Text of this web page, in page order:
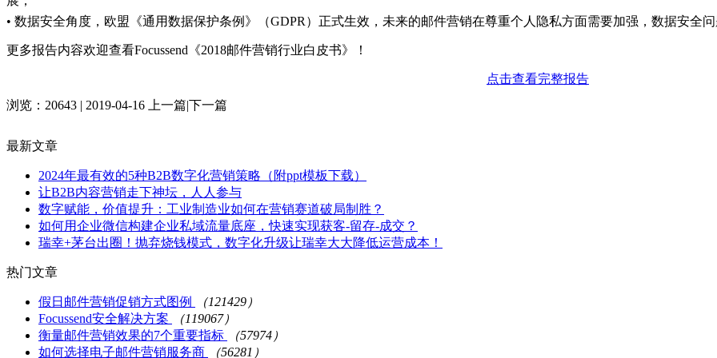
• 数据安全角度，欧盟《通用数据保护条例》（GDPR）正式生效，未来的邮件营销在尊重个人隐私方面需要加强，数据安全问
更多报告内容欢迎查看Focussend《2018邮件营销行业白皮书》！
点击查看完整报告
浏览：20643 | 2019-04-16
上一篇|下一篇
最新文章
2024年最有效的5种B2B数字化营销策略（附ppt模板下载）
让B2B内容营销走下神坛，人人参与
数字赋能，价值提升：工业制造业如何在营销赛道破局制胜？
如何用企业微信构建企业私域流量底座，快速实现获客-留存-成交？
瑞幸+茅台出圈！抛弃烧钱模式，数字化升级让瑞幸大大降低运营成本！
热门文章
假日邮件营销促销方式图例
（121429）
Focussend安全解决方案
（119067）
衡量邮件营销效果的7个重要指标
（57974）
如何选择电子邮件营销服务商
（56281）